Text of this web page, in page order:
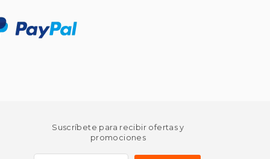
Suscríbete para recibir ofertas y
promociones